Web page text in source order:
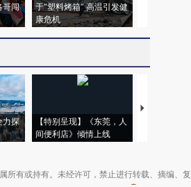
哥闯
于“塑料烤箱” 高温引发健
康危机
力探
【特别呈现】《东莞，人
间便利店》倾情上线
【推广】走
所有或持有。未经许可，禁止进行转载、摘编、